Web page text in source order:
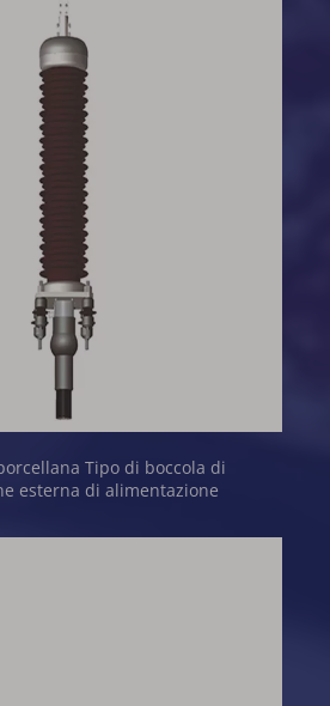
Tipo di boccola di
esterna di alimentazione